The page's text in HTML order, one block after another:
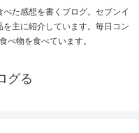
た感想を書くブログ。セブンイ
主に紹介しています。毎日コン
べ物を食べています。
グる